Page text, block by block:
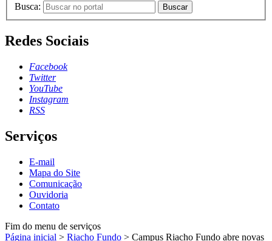
Busca: Buscar
Redes Sociais
Facebook
Twitter
YouTube
Instagram
RSS
Serviços
E-mail
Mapa do Site
Comunicação
Ouvidoria
Contato
Fim do menu de serviços
Página inicial > Riacho Fundo > Campus Riacho Fundo abre novas